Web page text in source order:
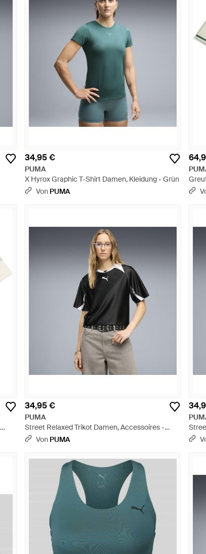
34,95 €
PUMA
X Hyrox Graphic T-Shirt Damen, Kleidung - Grün
Von PUMA
34,95 €
PUMA
Street Relaxed Trikot Damen, Accessoires -
Schwarz
Von PUMA